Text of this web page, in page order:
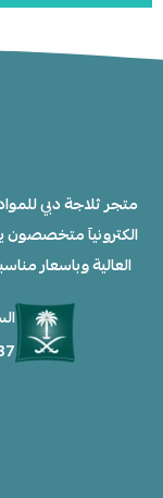
متجر ثلاجة دبي
الكترونيآ متخصصون
العالية وباسعار